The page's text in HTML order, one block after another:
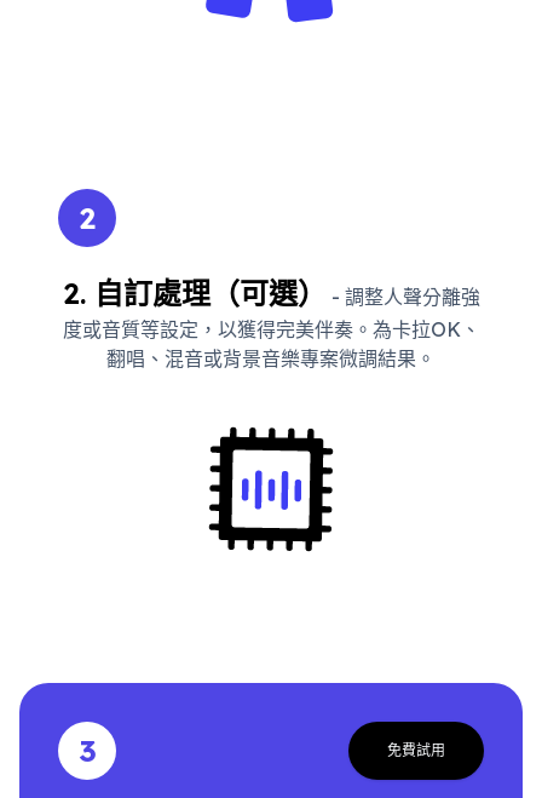
2
2. 自訂處理（可選）
- 調整人聲分離強
度或音質等設定，以獲得完美伴奏。為卡拉OK、
翻唱、混音或背景音樂專案微調結果。
3 免費試用